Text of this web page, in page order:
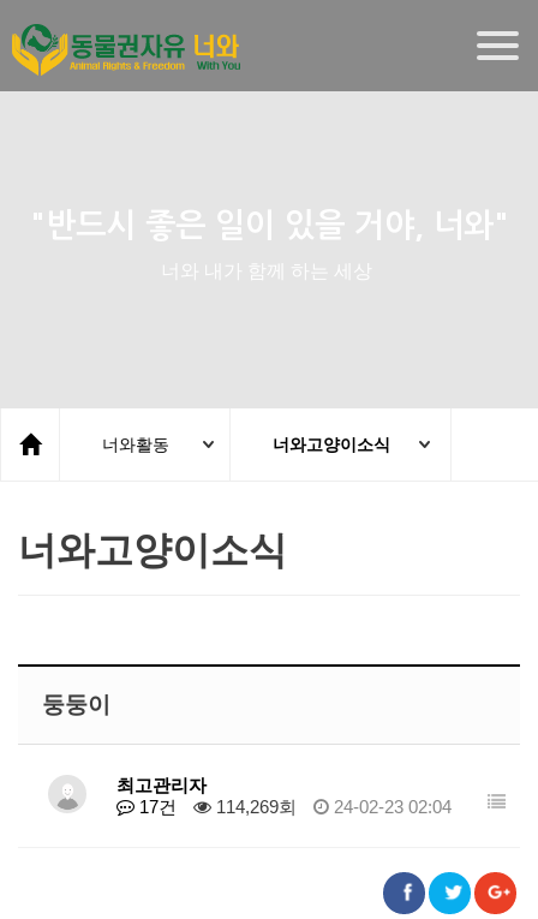
"반드시 좋은 일이 있을 거야, 너와"
너와 내가 함께 하는 세상
너와활동 너와고양이소식
너와고양이소식
둥둥이
최고관리자
17건
114,269회 24-02-23 02:04